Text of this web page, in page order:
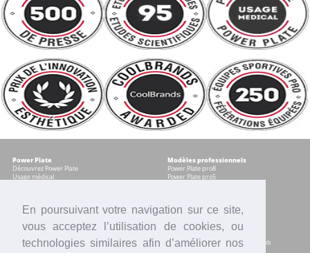
En poursuivant votre navigation sur ce site,
vous acceptez l’utilisation de cookies, ou
technologies similaires afin d’améliorer nos
Power Plate
Découvrez Power Plate
Usage médical
Modèles professionnels
Power Plate pro8
Power Plate pro5
Modèles pour les particuliers
Power Plate my5
Services
Accompagnement marketing & web